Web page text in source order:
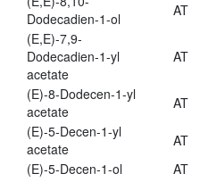
Dodecadien-1-ol
AT
(E,E)-7,9-
Dodecadien-1-yl
acetate
AT
(E)-8-Dodecen-1-yl
acetate
AT
(E)-5-Decen-1-yl
acetate
AT
(E)-5-Decen-1-ol
AT